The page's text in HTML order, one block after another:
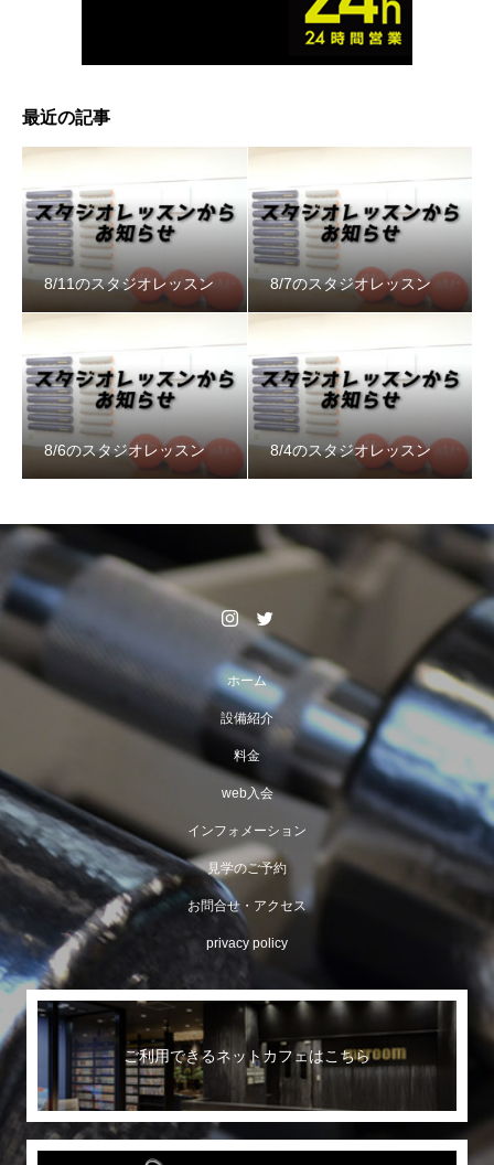
最近の記事
8/11のスタジオレッスン 8/7のスタジオレッスン
8/6のスタジオレッスン 8/4のスタジオレッスン
ホーム
設備紹介
料金
web入会
インフォメーション
見学のご予約
お問合せ・アクセス
privacy policy
ご利用できるネットカフェはこちら